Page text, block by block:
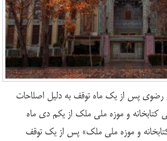
رضوی پس از یک ماه توقف به دلیل اصلاحات
و موزه ملی ملک از یکم دی ماه
و موزه ملی ملک» پس از یک توقف